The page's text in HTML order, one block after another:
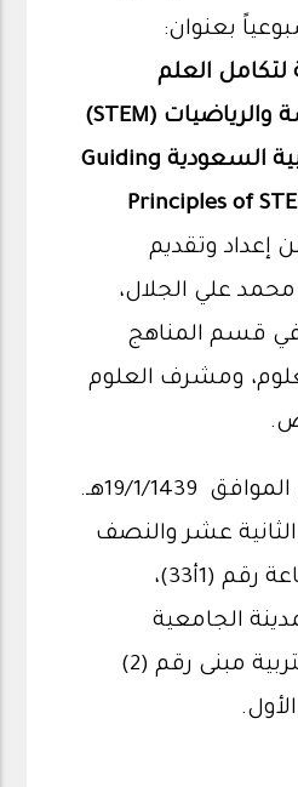
بعنوان:
لتكامل العلم
والرياضيات (STEM
)
السعودية Guiding
Principles of
إعداد وتقديم
علي الجلال،
في قسم المناهج
ومشرف العلوم
وذلك يوم الاثنين الموافق 19/1/1439هـ.
عشر والنصف
في كلية التربية قاعة رقم (1أ33)،
الجامعية
للطالبات -كلية التربية مبنى رقم (2)